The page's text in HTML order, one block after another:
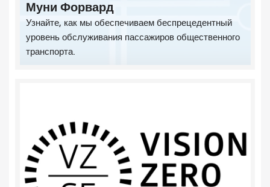
Муни Форвард
Узнайте, как мы обеспечиваем беспрецедентный
уровень обслуживания пассажиров общественного
транспорта.